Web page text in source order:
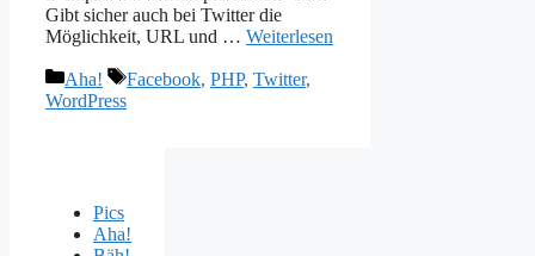
Gibt sicher auch bei Twitter die
Möglichkeit, URL und … Weiterlesen
Kategorien
Aha! Schlagwörter
Facebook, PHP, Twitter,
WordPress
Pics
Aha!